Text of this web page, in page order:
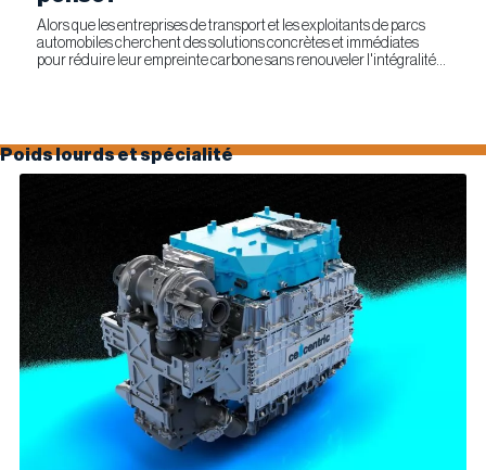
Alors que les entreprises de transport et les exploitants de parcs
automobiles cherchent des solutions concrètes et immédiates
pour réduire leur empreinte carbone sans renouveler l'intégralité
de leur parc d'équipements, Optimus Technologies et...
Poids lourds et spécialité